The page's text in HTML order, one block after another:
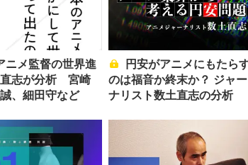
直志が分析 宮崎
、細田守など
のは福音か終末か？ ジャー
ナリスト数土直志の分析